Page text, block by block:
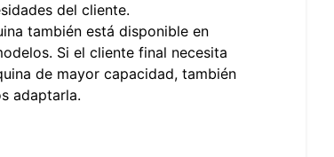
del cliente.
también está disponible en
Si el cliente final necesita
de mayor capacidad, también
adaptarla.